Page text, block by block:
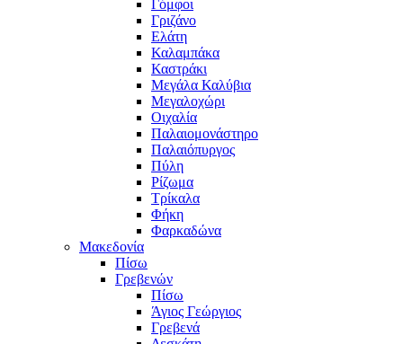
Γόμφοι
Γριζάνο
Ελάτη
Καλαμπάκα
Καστράκι
Μεγάλα Καλύβια
Μεγαλοχώρι
Οιχαλία
Παλαιομονάστηρο
Παλαιόπυργος
Πύλη
Ρίζωμα
Τρίκαλα
Φήκη
Φαρκαδώνα
Μακεδονία
Πίσω
Γρεβενών
Πίσω
Άγιος Γεώργιος
Γρεβενά